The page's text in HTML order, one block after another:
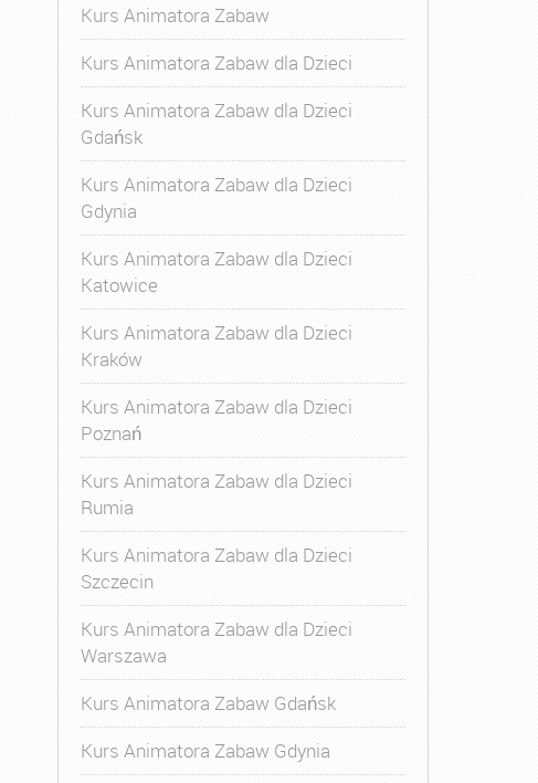
Kurs Animatora Zabaw
Kurs Animatora Zabaw dla Dzieci
Kurs Animatora Zabaw dla Dzieci
Gdańsk
Kurs Animatora Zabaw dla Dzieci
Gdynia
Kurs Animatora Zabaw dla Dzieci
Katowice
Kurs Animatora Zabaw dla Dzieci
Kraków
Kurs Animatora Zabaw dla Dzieci
Poznań
Kurs Animatora Zabaw dla Dzieci
Rumia
Kurs Animatora Zabaw dla Dzieci
Szczecin
Kurs Animatora Zabaw dla Dzieci
Warszawa
Kurs Animatora Zabaw Gdańsk
Kurs Animatora Zabaw Gdynia